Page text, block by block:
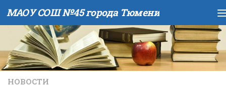
Skip to content
МАОУ СОШ №45 города Тюмени
НОВОСТИ